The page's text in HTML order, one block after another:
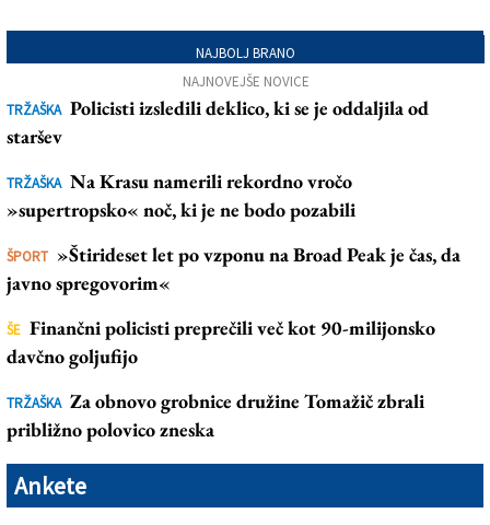
NAJBOLJ BRANO
NAJNOVEJŠE NOVICE
TRŽAŠKA Policisti izsledili deklico, ki se je oddaljila od
staršev
TRŽAŠKA Na Krasu namerili rekordno vročo
»supertropsko« noč, ki je ne bodo pozabili
ŠPORT »Štirideset let po vzponu na Broad Peak je čas, da
javno spregovorim«
ŠE Finančni policisti preprečili več kot 90-milijonsko
davčno goljufijo
TRŽAŠKA Za obnovo grobnice družine Tomažič zbrali
približno polovico zneska
Ankete